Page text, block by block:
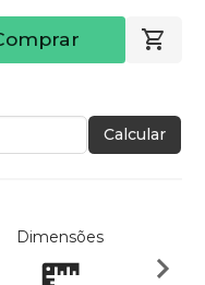
Calcular
Dimensões